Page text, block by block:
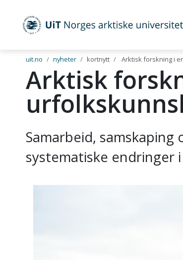
Gå til hovedinnhold
UiT Norges arktiske universitet
uit.no nyheter kortnytt Arktisk forskning i
Arktisk
Samarbeid,
systematiske endringer